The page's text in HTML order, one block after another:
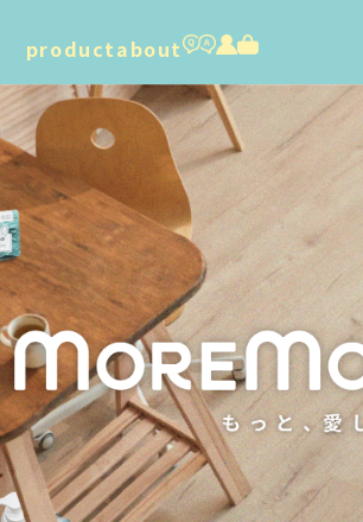
productabout
humuskin water
foamy dry shampoo
furico
dental care gel
organic cotton